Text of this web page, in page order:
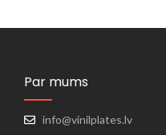
Par mums
info@vinilplates.lv